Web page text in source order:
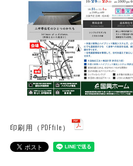
印刷用（PDFfile）